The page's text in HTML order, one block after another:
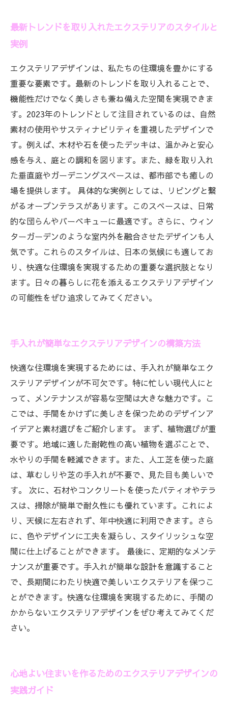
最新トレンドを取り入れたエクステリアのスタイルと
実例
エクステリアデザインは、私たちの住環境を豊かにする
重要な要素です。最新のトレンドを取り入れることで、
機能性だけでなく美しさも兼ね備えた空間を実現できま
す。2023年のトレンドとして注目されているのは、自然
素材の使用やサスティナビリティを重視したデザインで
す。例えば、木材や石を使ったデッキは、温かみと安心
感を与え、庭との調和を図ります。また、緑を取り入れ
た垂直庭やガーデニングスペースは、都市部でも癒しの
場を提供します。 具体的な実例としては、リビングと繋
がるオープンテラスがあります。このスペースは、日常
的な団らんやバーベキューに最適です。さらに、ウィン
ターガーデンのような室内外を融合させたデザインも人
気です。これらのスタイルは、日本の気候にも適してお
り、快適な住環境を実現するための重要な選択肢となり
ます。日々の暮らしに花を添えるエクステリアデザイン
の可能性をぜひ追求してみてください。
手入れが簡単なエクステリアデザインの構築方法
快適な住環境を実現するためには、手入れが簡単なエク
ステリアデザインが不可欠です。特に忙しい現代人にと
って、メンテナンスが容易な空間は大きな魅力です。こ
こでは、手間をかけずに美しさを保つためのデザインア
イデアと素材選びをご紹介します。 まず、植物選びが重
要です。地域に適した耐乾性の高い植物を選ぶことで、
水やりの手間を軽減できます。また、人工芝を使った庭
は、草むしりや芝の手入れが不要で、見た目も美しいで
す。 次に、石材やコンクリートを使ったパティオやテラ
スは、掃除が簡単で耐久性にも優れています。これによ
り、天候に左右されず、年中快適に利用できます。さら
に、色やデザインに工夫を凝らし、スタイリッシュな空
間に仕上げることができます。 最後に、定期的なメンテ
ナンスが重要です。手入れが簡単な設計を意識すること
で、長期間にわたり快適で美しいエクステリアを保つこ
とができます。快適な住環境を実現するために、手間の
かからないエクステリアデザインをぜひ考えてみてくだ
さい。
心地よい住まいを作るためのエクステリアデザインの
実践ガイド